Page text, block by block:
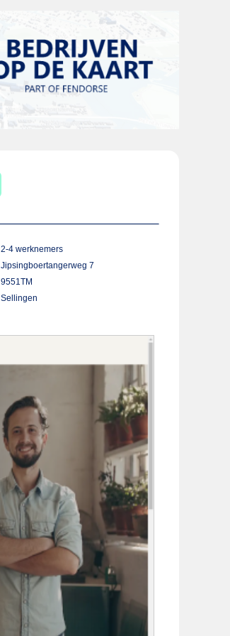
2-4 werknemers
Jipsingboertangerweg 7
9551TM
Sellingen